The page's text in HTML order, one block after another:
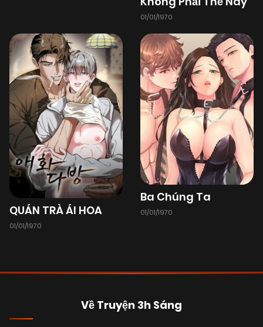
01/01/1970
QUÁN TRÀ ÁI HOA
01/01/1970
Ba Chúng Ta
01/01/1970
Về Truyện 3h Sáng